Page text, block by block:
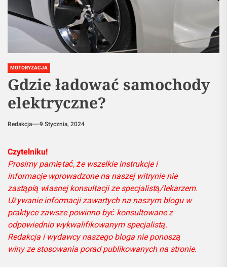
MOTORYZACJA
Gdzie ładować samochody
elektryczne?
Redakcja 9 Stycznia, 2024
Czytelniku!
Prosimy pamiętać, że wszelkie instrukcje i
informacje wprowadzone na naszej witrynie nie
zastąpią własnej konsultacji ze specjalistą/lekarzem.
Używanie informacji zawartych na naszym blogu w
praktyce zawsze powinno być konsultowane z
odpowiednio wykwalifikowanym specjalistą.
Redakcja i wydawcy naszego bloga nie ponoszą
winy ze stosowania porad publikowanych na stronie.